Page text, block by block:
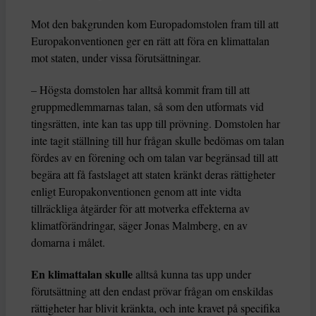
Mot den bakgrunden kom Europadomstolen fram till att
Europakonventionen ger en rätt att föra en klimattalan
mot staten, under vissa förutsättningar.
– Högsta domstolen har alltså kommit fram till att
gruppmedlemmarnas talan, så som den utformats vid
tingsrätten, inte kan tas upp till prövning. Domstolen har
inte tagit ställning till hur frågan skulle bedömas om talan
fördes av en förening och om talan var begränsad till att
begära att få fastslaget att staten kränkt deras rättigheter
enligt Europakonventionen genom att inte vidta
tillräckliga åtgärder för att motverka effekterna av
klimatförändringar, säger Jonas Malmberg, en av
domarna i målet.
En klimattalan skullealltså kunna tas upp under
förutsättning att den endast prövar frågan om enskildas
rättigheter har blivit kränkta, och inte kravet på specifika